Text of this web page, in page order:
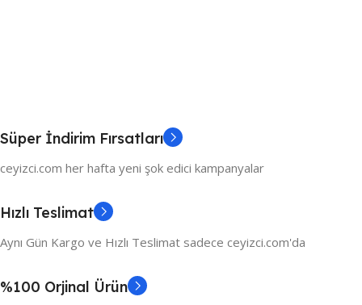
Süper İndirim Fırsatları
ceyizci.com her hafta yeni şok edici kampanyalar
Hızlı Teslimat
Aynı Gün Kargo ve Hızlı Teslimat sadece ceyizci.com'da
%100 Orjinal Ürün